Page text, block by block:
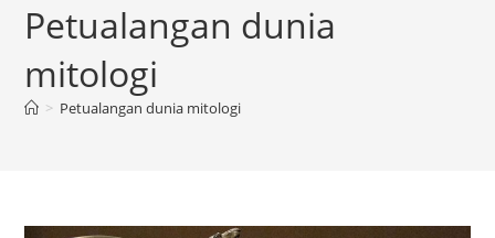
Petualangan dunia
mitologi
> Petualangan dunia mitologi